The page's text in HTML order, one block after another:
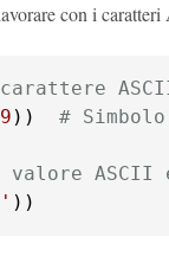
con i caratteri
carattere
)) #
ASCII
))